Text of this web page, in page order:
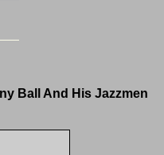
Ball And His Jazzmen